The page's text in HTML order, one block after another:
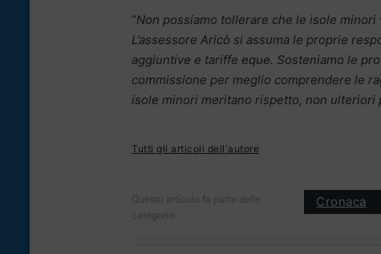
“Non possiamo tollerare che le isole
L’assessore Aricò si assuma le proprie
aggiuntive e tariffe eque. Sosteniamo le
commissione per meglio comprendere le
isole minori meritano rispetto, non ulteriori
Tutti gli articoli dell'autore
Questo articolo fa parte delle
categorie:
Cronaca